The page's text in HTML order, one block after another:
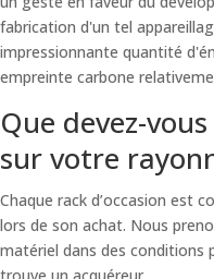
fabrication d'un tel
impressionnante quantité
empreinte carbone
Que devez-
sur votre
Chaque rack d’occasion est
lors de son achat. Nous
matériel dans des conditions
trouve un acquéreur.